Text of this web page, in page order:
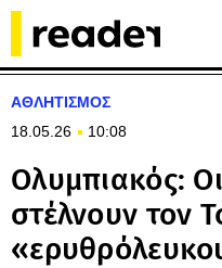
ΑΘΛΗΤΙΣΜΟΣ
18.05.26
10:08
Ολυμπιακός:
στέλνουν τον